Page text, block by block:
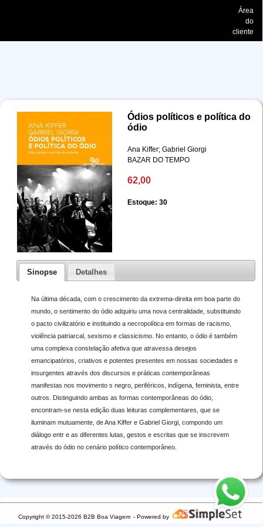
Área
do
cliente
Ódios políticos e política do
ódio
Ana Kiffer; Gabriel Giorgi
BAZAR DO TEMPO
62,00
Estoque: 30
Sinopse Detalhes
Na última década, com o crescimento da extrema-direita em boa parte do
mundo, o sentimento do ódio adquiriu uma nova centralidade, substituindo
o pacto civilizatório e instituindo a necropolítica em formas de racismo,
violência patriarcal, sexismo e classicismo. No entanto, o ódio é também
uma complexa constelação afetiva que atravessa desejos
emancipatórios, criativos e potentes presentes em nossas sociedades e
insurgentes através dos discursos e práticas contemporâneas
manifestas nos movimento s negro, periféricos, indígena, feminista, entre
outros. Distinguindo ambas as formas contemporâneas do ódio,
encontram-se nesta edição duas leituras complementares, que se
iluminam mutuamente, de Ana Kiffer e Gabriel Giorgi, compondo um
diálogo entr e as diferentes lutas, gestos e escritas que se inscrevem
através do ódio no cenário político contemporâneo.
Copyright © 2015-2026 B2B Boa Viagem - Powered by